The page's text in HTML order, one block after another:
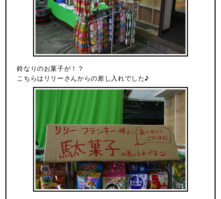
鈴なりのお菓子が！？
こちらはリリーさんからの差し入れでした♪